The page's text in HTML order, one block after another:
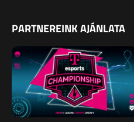
PARTNEREINK AJÁNLATA